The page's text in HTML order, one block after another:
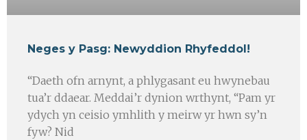
Neges y Pasg: Newyddion Rhyfeddol!
“Daeth ofn arnynt, a phlygasant eu hwynebau
tua’r ddaear. Meddai’r dynion wrthynt, “Pam yr
ydych yn ceisio ymhlith y meirw yr hwn sy’n
fyw? Nid